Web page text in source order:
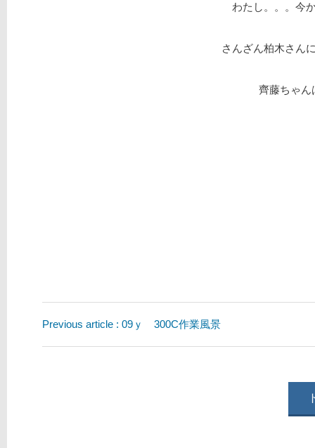
わたし。。。今
さんざん柏木さん
齊藤ちゃん
Previous article : 09ｙ 300C作業風景